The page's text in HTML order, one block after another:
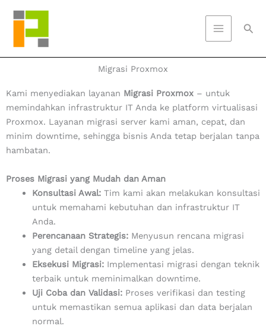
content
Migrasi Proxmox
Kami menyediakan layanan Migrasi Proxmox – untuk
memindahkan infrastruktur IT Anda ke platform virtualisasi
Proxmox. Layanan migrasi server kami aman, cepat, dan
minim downtime, sehingga bisnis Anda tetap berjalan tanpa
hambatan.
Proses Migrasi yang Mudah dan Aman
Konsultasi Awal:Tim kami akan melakukan konsultasi
untuk memahami kebutuhan dan infrastruktur IT
Anda.
Perencanaan Strategis:Menyusun rencana migrasi
yang detail dengan timeline yang jelas.
Eksekusi Migrasi:Implementasi migrasi dengan teknik
terbaik untuk meminimalkan downtime.
Uji Coba dan Validasi:Proses verifikasi dan testing
untuk memastikan semua aplikasi dan data berjalan
normal.